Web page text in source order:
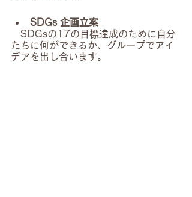
SDGs 企画立案
SDGsの17の目標達成のために自分
たちに何ができるか、グループでアイ
デアを出し合います。